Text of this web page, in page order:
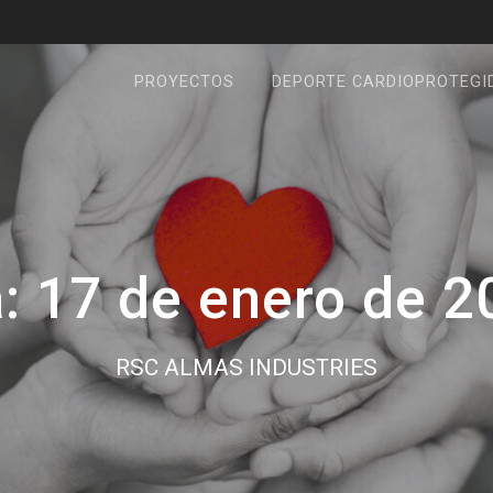
PROYECTOS DEPORTE
17 de enero de
RSC ALMAS INDUSTRIES